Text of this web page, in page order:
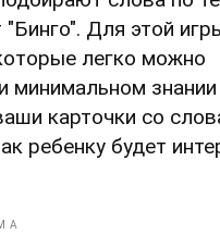
Для этой
легко можно
минимальном знании
карточки со
ребенку будет